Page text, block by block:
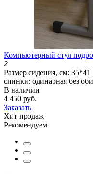
Компьютерный стул
2
Размер сидения, см: 35*41
спинки: одинарная без
В наличии
4 450 руб.
Заказать
Хит продаж
Рекомендуем